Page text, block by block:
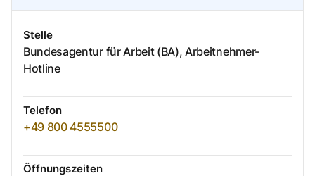
Stelle
Bundesagentur für Arbeit (BA), Arbeitnehmer-
Hotline
Telefon
+49 800 4555500
Öffnungszeiten